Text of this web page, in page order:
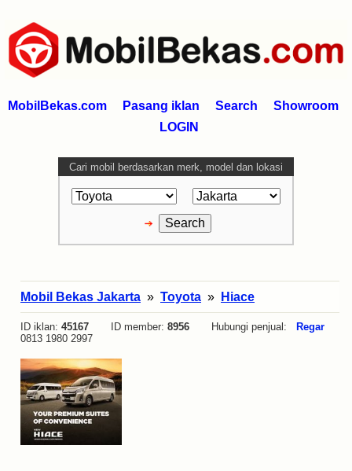
MobilBekas.com Pasang iklan Search
Showroom
LOGIN
Cari mobil berdasarkan merk, model dan lokasi
Mobil Bekas Jakarta » Toyota » Hiace
ID iklan: 45167 ID member: 8956 Hubungi penjual:
Regar
0813 1980 2997